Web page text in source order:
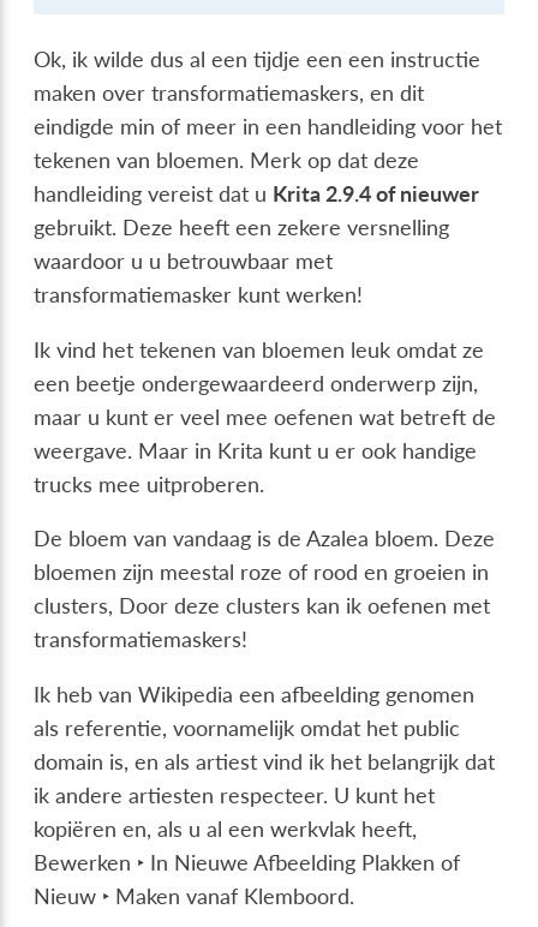
Ok, ik wilde dus al een tijdje een een instructie
maken over transformatiemaskers, en dit
eindigde min of meer in een handleiding voor het
tekenen van bloemen. Merk op dat deze
handleiding vereist dat u Krita 2.9.4 of nieuwer
gebruikt. Deze heeft een zekere versnelling
waardoor u u betrouwbaar met
transformatiemasker kunt werken!
Ik vind het tekenen van bloemen leuk omdat ze
een beetje ondergewaardeerd onderwerp zijn,
maar u kunt er veel mee oefenen wat betreft de
weergave. Maar in Krita kunt u er ook handige
trucks mee uitproberen.
De bloem van vandaag is de Azalea bloem. Deze
bloemen zijn meestal roze of rood en groeien in
clusters, Door deze clusters kan ik oefenen met
transformatiemaskers!
Ik heb van Wikipedia een afbeelding genomen
als referentie, voornamelijk omdat het public
domain is, en als artiest vind ik het belangrijk dat
ik andere artiesten respecteer. U kunt het
kopiëren en, als u al een werkvlak heeft,
Bewerken ‣ In Nieuwe Afbeelding Plakken of
Nieuw ‣ Maken vanaf Klemboord.